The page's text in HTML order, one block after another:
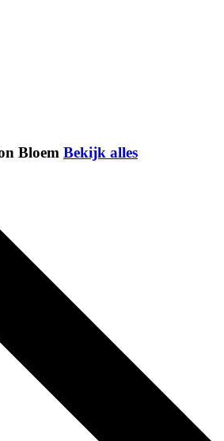
Bloem Bekijk alles